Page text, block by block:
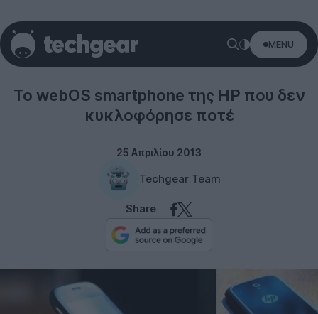
MENU
Το webOS smartphone της HP που δεν
κυκλοφόρησε ποτέ
25 Απριλίου 2013
Techgear Team
Share